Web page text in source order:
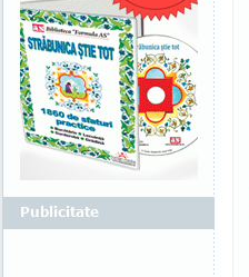
Publicitate